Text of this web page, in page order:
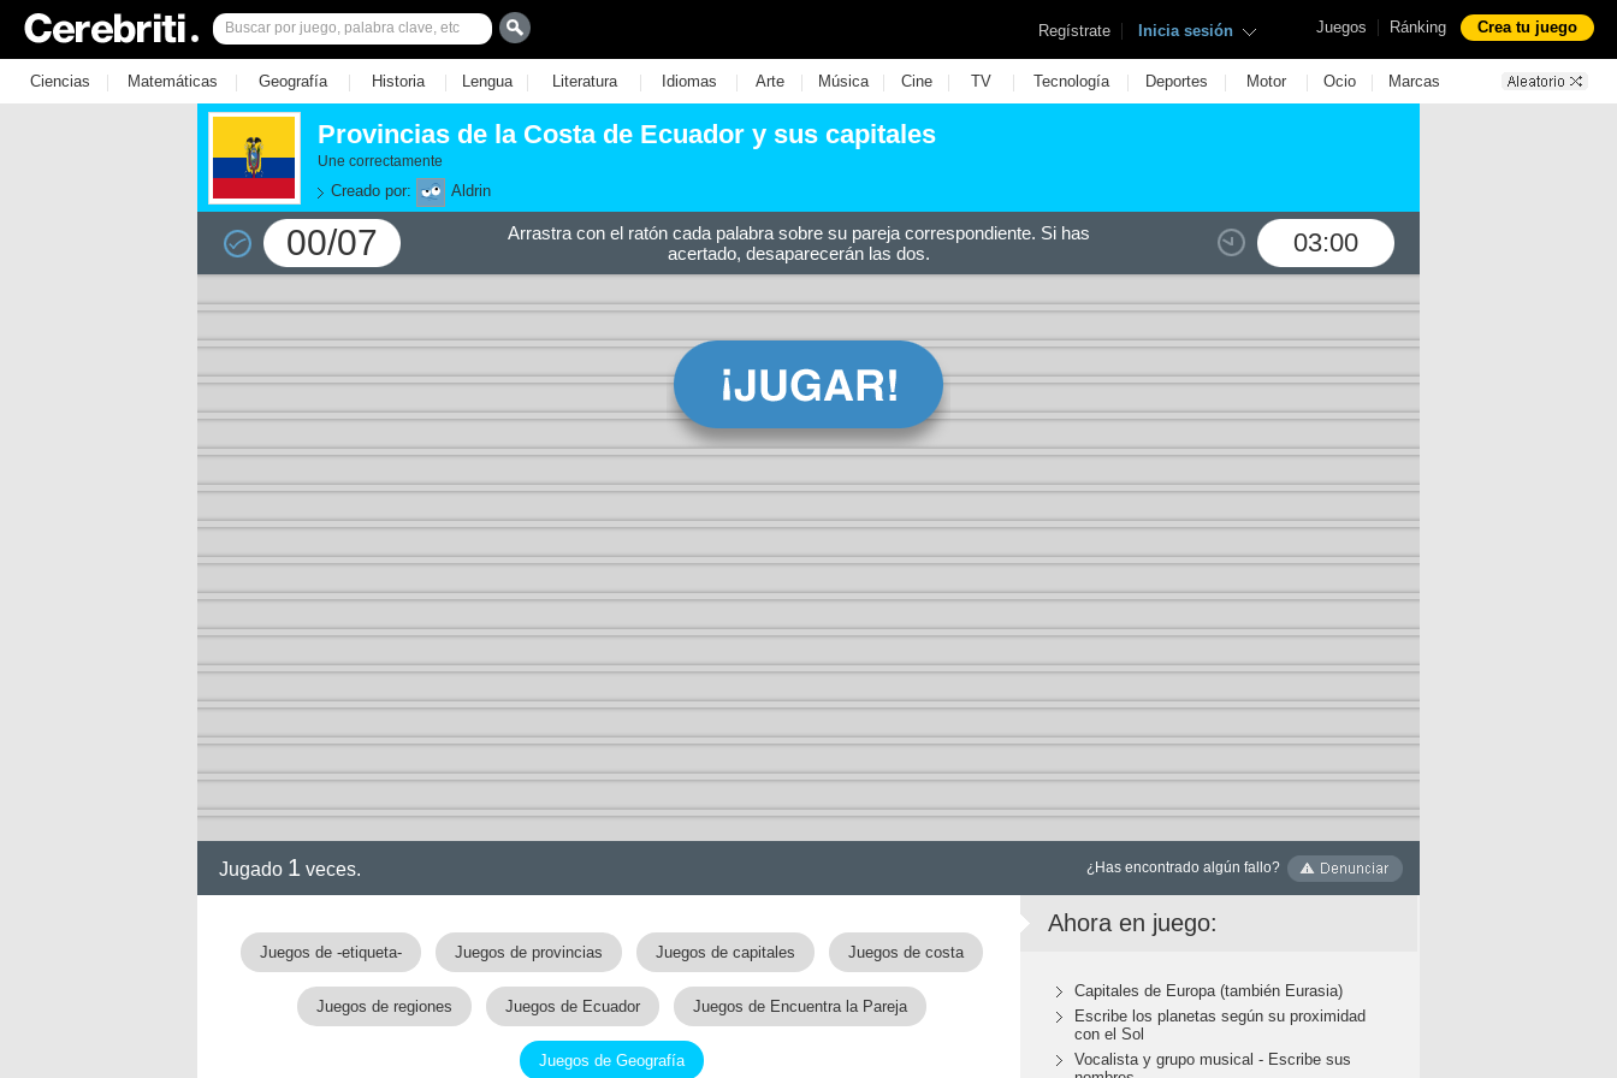
Juegos | Ránking Crea tu juego
Regístrate | Inicia sesión
Ciencias | Matemáticas | Geografía | Historia | Lengua | Literatura | Idiomas | Arte | Música | Cine | TV | Tecnología | Deportes | Motor | Ocio | Marcas
Provincias de la Costa de Ecuador y sus capitales
Une correctamente
Creado por: Aldrin
00/07 03:00
Arrastra con el ratón cada palabra sobre su pareja correspondiente. Si has
acertado, desaparecerán las dos.
Jugado 1 veces. ¿Has encontrado algún fallo?
Juegos de -etiqueta- Juegos de provincias Juegos de capitales Juegos de costa
Juegos de regiones Juegos de Ecuador Juegos de Encuentra la Pareja
Juegos de Geografía
Ahora en juego:
Capitales de Europa (también Eurasia)
Escribe los planetas según su proximidad
con el Sol
Vocalista y grupo musical - Escribe sus